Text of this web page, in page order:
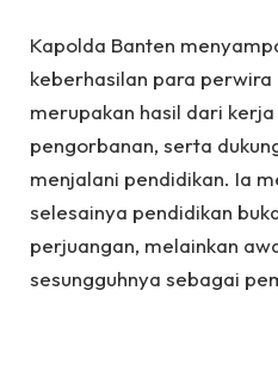
Kapolda Banten
keberhasilan para
merupakan hasil dari kerja
pengorbanan, serta
menjalani pendidikan. Ia
selesainya pendidikan
perjuangan, melainkan
sesungguhnya sebagai